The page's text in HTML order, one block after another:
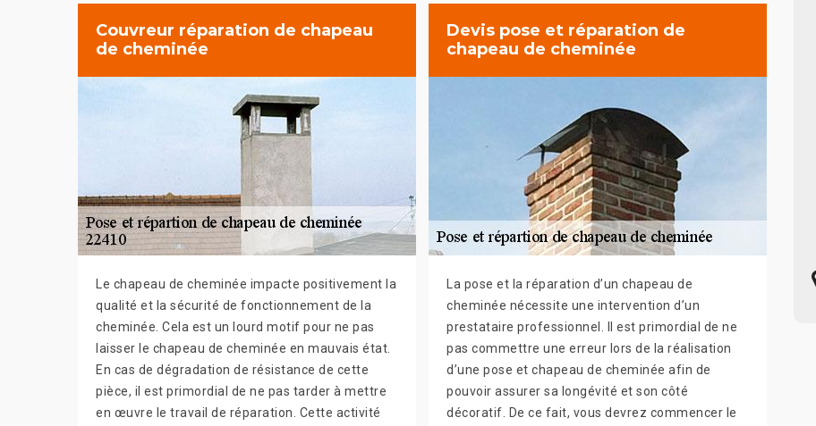
Couvreur réparation de chapeau
de cheminée
Le chapeau de cheminée impacte positivement la
qualité et la sécurité de fonctionnement de la
cheminée. Cela est un lourd motif pour ne pas
laisser le chapeau de cheminée en mauvais état.
En cas de dégradation de résistance de cette
pièce, il est primordial de ne pas tarder à mettre
en œuvre le travail de réparation. Cette activité
Devis pose et réparation de
chapeau de cheminée
La pose et la réparation d’un chapeau de
cheminée nécessite une intervention d’un
prestataire professionnel. Il est primordial de ne
pas commettre une erreur lors de la réalisation
d’une pose et chapeau de cheminée afin de
pouvoir assurer sa longévité et son côté
décoratif. De ce fait, vous devrez commencer le